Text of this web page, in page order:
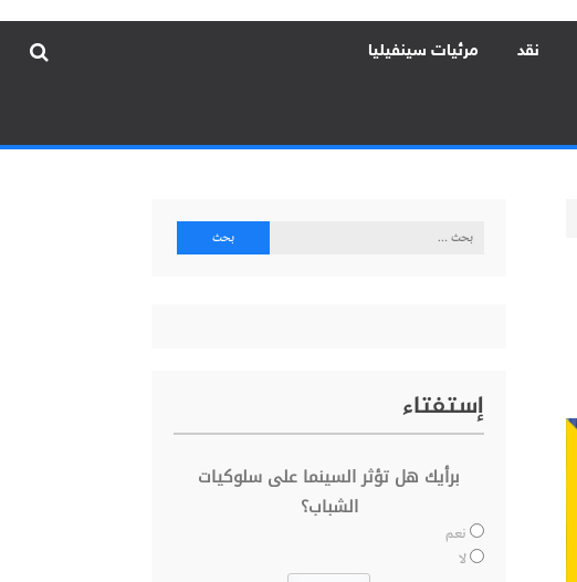
نقد مرئيات سينفيليا
البحث
إستفتاء
برأيك هل تؤثر السينما على سلوكيات
الشباب؟
نعم
لا